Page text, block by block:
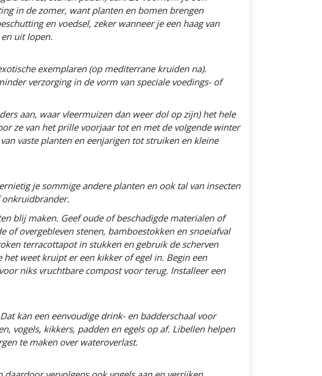
in de zomer, want planten en bomen brengen
en voedsel, zeker wanneer je een haag van
uit lopen.
exemplaren (op mediterrane kruiden na).
verzorging in de vorm van speciale voedings- of
aan, waar vleermuizen dan weer dol op zijn) het hele
ze van het prille voorjaar tot en met de volgende winter
vaste planten en eenjarigen tot struiken en kleine
je sommige andere planten en ook tal van insecten
blij maken. Geef oude of beschadigde materialen of
of overgebleven stenen, bamboestokken en snoeiafval
terracottapot in stukken en gebruik de scherven
weet kruipt er een kikker of egel in. Begin een
niks vruchtbare compost voor terug. Installeer een
kan een eenvoudige drink- en badderschaal voor
vogels, kikkers, padden en egels op af. Libellen helpen
te maken over wateroverlast.